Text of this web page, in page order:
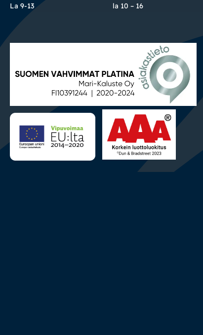
La 9-13
la 10 – 16